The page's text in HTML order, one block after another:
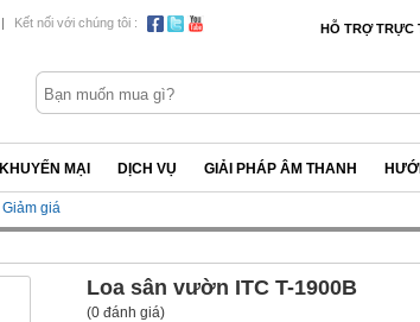
| Kết nối với chúng tôi : HỖ TRỢ TRỰC
KHUYẾN MẠI DỊCH VỤ GIẢI PHÁP ÂM THANH
Giảm giá
Loa sân vườn ITC T-1900B
(0 đánh giá)